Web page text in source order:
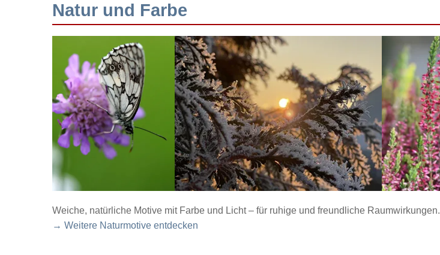
Natur und Farbe
Weiche, natürliche Motive mit Farbe und Licht – für ruhige und freundliche Raumwirkungen.
→ Weitere Naturmotive entdecken